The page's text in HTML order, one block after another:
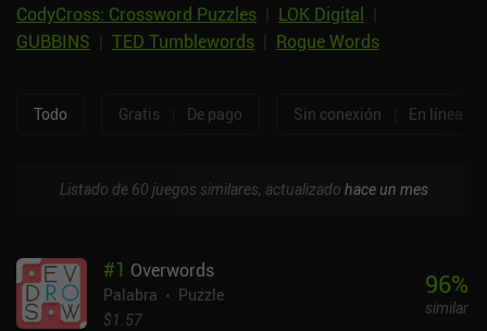
CodyCross: Crossword Puzzles
LOK Digital
GUBBINS
TED Tumblewords Rogue Words
Todo Gratis De pago Sin conexión En línea
Listado de 60 juegos similares, actualizado hace un mes
#1 Overwords
Palabra
Puzzle
$1.57
96%
similar